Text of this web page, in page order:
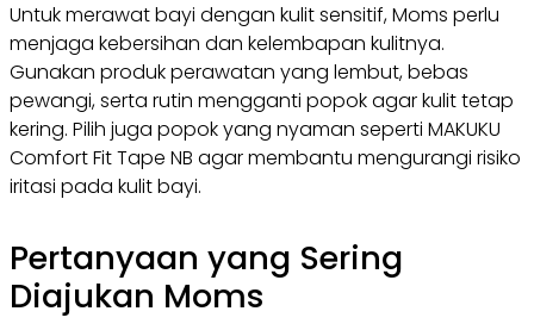
Untuk merawat bayi dengan kulit sensitif, Moms perlu
menjaga kebersihan dan kelembapan kulitnya.
Gunakan produk perawatan yang lembut, bebas
pewangi, serta rutin mengganti popok agar kulit tetap
kering. Pilih juga popok yang nyaman seperti MAKUKU
Comfort Fit Tape NB agar membantu mengurangi risiko
iritasi pada kulit bayi.
Pertanyaan yang Sering
Diajukan Moms